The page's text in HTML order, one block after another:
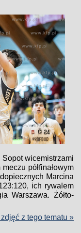
Sopot wicemistrzami
półfinałowym
Marcina
ich rywalem
Warszawa. Żółto-
z tego tematu »